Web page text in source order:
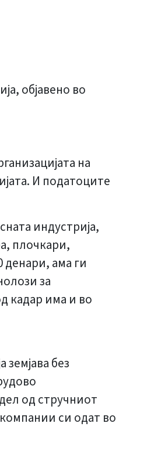
објавено во
на
И податоците
индустрија,
плочкари,
денари, ама ги
за
кадар има и во
без
од стручниот
си одат во